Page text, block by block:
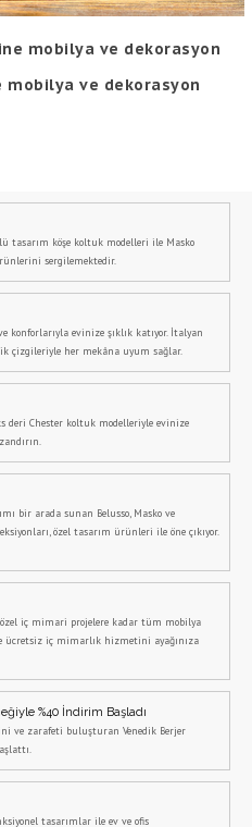
tasarım köşe koltuk modelleri ile Masko
sergilemektedir.
evinize şıklık katıyor. İtalyan
çizgileriyle her mekâna uyum sağlar.
deri Chester koltuk modelleriyle evinize
bir arada sunan Belusso, Masko ve
özel tasarım ürünleri ile öne çıkıyor.
iç mimari projelere kadar tüm mobilya
ücretsiz iç mimarlık hizmetini ayağınıza
%40 İndirim Başladı
ve zarafeti buluşturan Venedik Berjer
tasarımlar ile ev ve ofis